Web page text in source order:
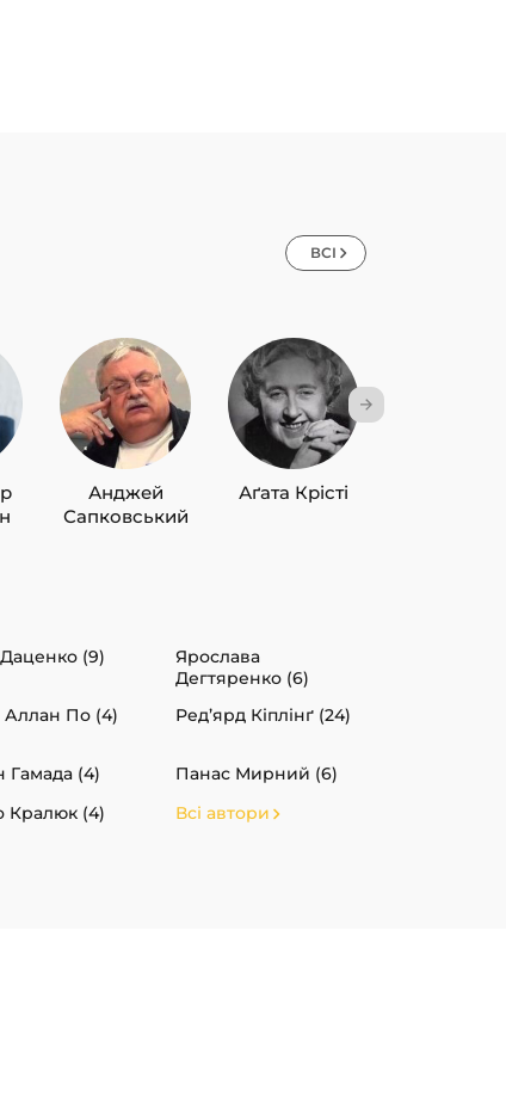
ВСІ
Анджей
Сапковський
Аґата Крісті
(9)
Ярослава
Дегтяренко (6)
Аллан По (4) Ред’ярд Кіплінґ (24)
Гамада (4)
Панас Мирний (6)
Кралюк (4) Всі автори